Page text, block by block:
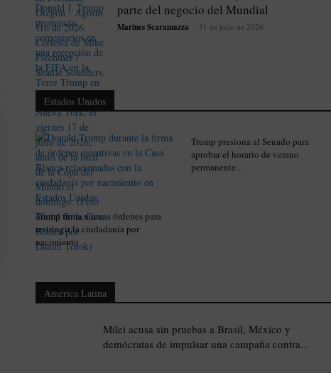
parte del negocio del Mundial
Marines Scaramazza 31 de julio de 2026
Estados Unidos
Trump firma nuevas órdenes para
restringir la ciudadanía por
nacimiento
Trump presiona al Senado para
aprobar el horario de verano
permanente...
América Latina
Milei acusa sin pruebas a Brasil, México y
demócratas de impulsar una campaña contra...